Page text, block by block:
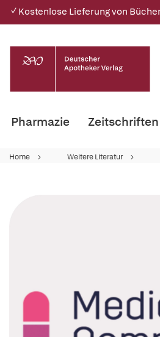
✓ Kostenlose Lieferung von
Pharmazie Zeitschriften
Home Weitere Literatur